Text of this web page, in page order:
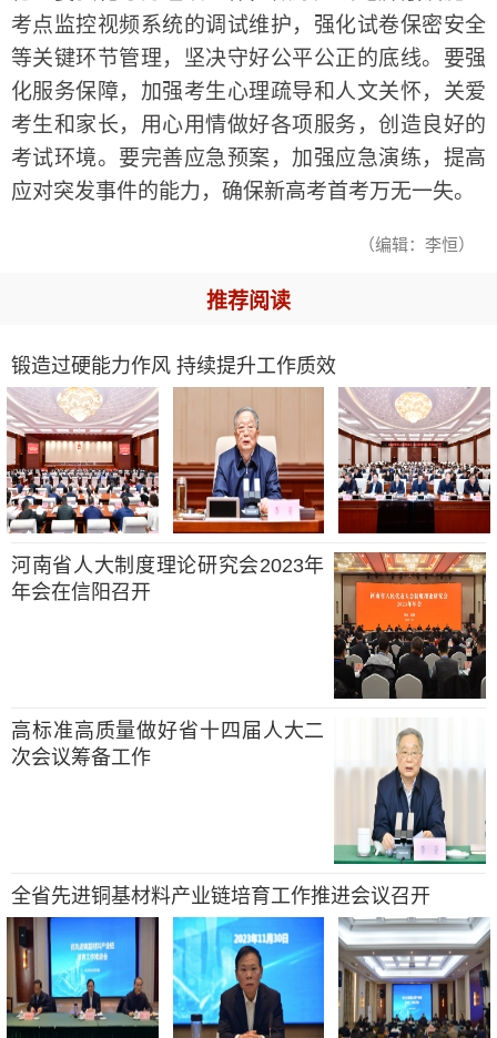
考点监控视频系统的调试维护，强化试卷保密安全
等关键环节管理，坚决守好公平公正的底线。要强
化服务保障，加强考生心理疏导和人文关怀，关爱
考生和家长，用心用情做好各项服务，创造良好的
考试环境。要完善应急预案，加强应急演练，提高
应对突发事件的能力，确保新高考首考万无一失。
（编辑：李恒）
推荐阅读
锻造过硬能力作风 持续提升工作质效
河南省人大制度理论研究会2023年
年会在信阳召开
高标准高质量做好省十四届人大二
次会议筹备工作
全省先进铜基材料产业链培育工作推进会议召开